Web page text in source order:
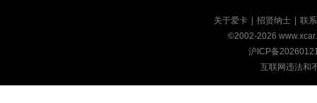
关于爱卡 招贤纳士
联
©2002-2026
沪ICP备
互联网违法和